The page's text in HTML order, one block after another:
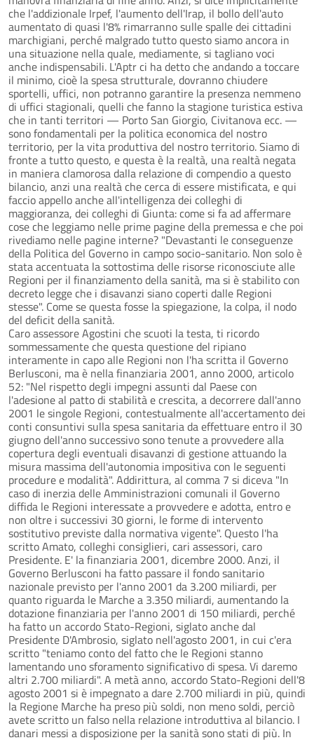
che l'addizionale Irpef, l'aumento dell'Irap, il bollo dell'auto
aumentato di quasi l'8% rimarranno sulle spalle dei cittadini
marchigiani, perché malgrado tutto questo siamo ancora in
una situazione nella quale, mediamente, si tagliano voci
anche indispensabili. L'Aptr ci ha detto che andando a toccare
il minimo, cioè la spesa strutturale, dovranno chiudere
sportelli, uffici, non potranno garantire la presenza nemmeno
di uffici stagionali, quelli che fanno la stagione turistica estiva
che in tanti territori — Porto San Giorgio, Civitanova ecc. —
sono fondamentali per la politica economica del nostro
territorio, per la vita produttiva del nostro territorio. Siamo di
fronte a tutto questo, e questa è la realtà, una realtà negata
in maniera clamorosa dalla relazione di compendio a questo
bilancio, anzi una realtà che cerca di essere mistificata, e qui
faccio appello anche all'intelligenza dei colleghi di
maggioranza, dei colleghi di Giunta: come si fa ad affermare
cose che leggiamo nelle prime pagine della premessa e che poi
rivediamo nelle pagine interne? "Devastanti le conseguenze
della Politica del Governo in campo socio-sanitario. Non solo è
stata accentuata la sottostima delle risorse riconosciute alle
Regioni per il finanziamento della sanità, ma si è stabilito con
decreto legge che i disavanzi siano coperti dalle Regioni
stesse". Come se questa fosse la spiegazione, la colpa, il nodo
del deficit della sanità.
Caro assessore Agostini che scuoti la testa, ti ricordo
sommessamente che questa questione del ripiano
interamente in capo alle Regioni non l'ha scritta il Governo
Berlusconi, ma è nella finanziaria 2001, anno 2000, articolo
52: "Nel rispetto degli impegni assunti dal Paese con
l'adesione al patto di stabilità e crescita, a decorrere dall'anno
2001 le singole Regioni, contestualmente all'accertamento dei
conti consuntivi sulla spesa sanitaria da effettuare entro il 30
giugno dell'anno successivo sono tenute a provvedere alla
copertura degli eventuali disavanzi di gestione attuando la
misura massima dell'autonomia impositiva con le seguenti
procedure e modalità". Addirittura, al comma 7 si diceva "In
caso di inerzia delle Amministrazioni comunali il Governo
diffida le Regioni interessate a provvedere e adotta, entro e
non oltre i successivi 30 giorni, le forme di intervento
sostitutivo previste dalla normativa vigente". Questo l'ha
scritto Amato, colleghi consiglieri, cari assessori, caro
Presidente. E' la finanziaria 2001, dicembre 2000. Anzi, il
Governo Berlusconi ha fatto passare il fondo sanitario
nazionale previsto per l'anno 2001 da 3.200 miliardi, per
quanto riguarda le Marche a 3.350 miliardi, aumentando la
dotazione finanziaria per l'anno 2001 di 150 miliardi, perché
ha fatto un accordo Stato-Regioni, siglato anche dal
Presidente D'Ambrosio, siglato nell'agosto 2001, in cui c'era
scritto "teniamo conto del fatto che le Regioni stanno
lamentando uno sforamento significativo di spesa. Vi daremo
altri 2.700 miliardi". A metà anno, accordo Stato-Regioni dell'8
agosto 2001 si è impegnato a dare 2.700 miliardi in più, quindi
la Regione Marche ha preso più soldi, non meno soldi, perciò
avete scritto un falso nella relazione introduttiva al bilancio. I
danari messi a disposizione per la sanità sono stati di più. In